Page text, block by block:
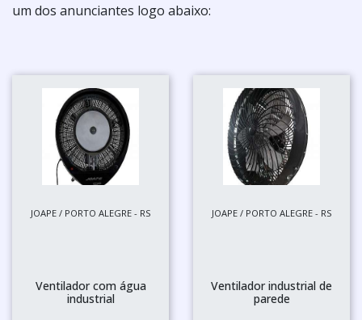
um dos anunciantes logo abaixo:
JOAPE / PORTO ALEGRE - RS
Ventilador com água
industrial
JOAPE / PORTO ALEGRE - RS
Ventilador industrial de
parede